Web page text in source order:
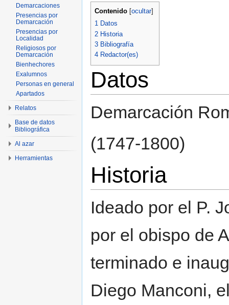
Contenido ocultar]
1 Datos
2 Historia
3 Bibliografía
4 Redactor(es)
Datos
Demarcación
(1747-1800)
Historia
Ideado por el P.
por el obispo de
terminado e
Diego Manconi,
Demarcaciones
Presencias por
Demarcación
Presencias por
Localidad
Religiosos por
Demarcación
Bienhechores
Exalumnos
Personas en general
Apartados
Relatos
Base de datos
Bibliográfica
Al azar
Herramientas